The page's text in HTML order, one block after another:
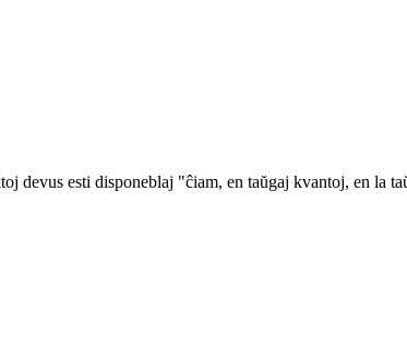
devus esti disponeblaj "ĉiam, en taŭgaj kvantoj, en la